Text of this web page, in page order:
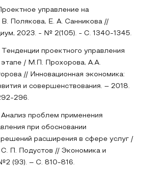
управление на
Полякова, Е. А. Санникова //
2023. - № 2(105). - С. 1340-1345.
проектного управления
/ М.П. Прохорова, А.А.
// Инновационная экономика:
и совершенствования. – 2018.
296.
Анализ проблем применения
при обосновании
решений расширения в сфере услуг /
П. Подустов // Экономика и
(93). – С. 810-816.